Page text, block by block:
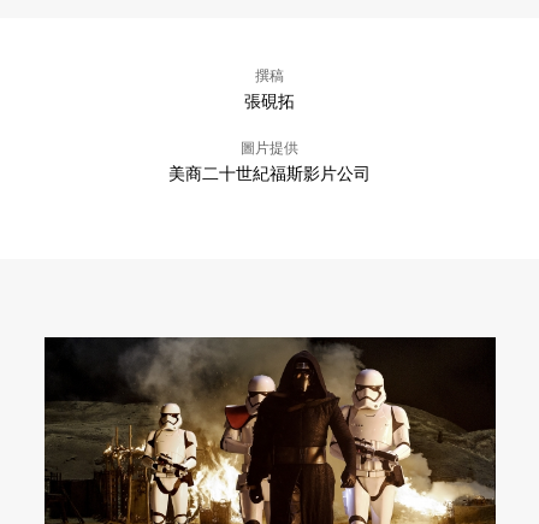
撰稿
張硯拓
圖片提供
美商二十世紀福斯影片公司